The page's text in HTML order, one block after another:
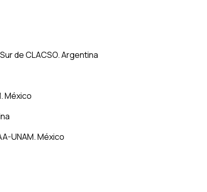
de CLACSO. Argentina
México
UNAM. México